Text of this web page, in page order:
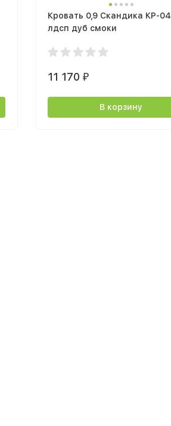
Кровать 0,9 Скандика КР-04
лдсп дуб смоки
11 170 ₽
В корзину